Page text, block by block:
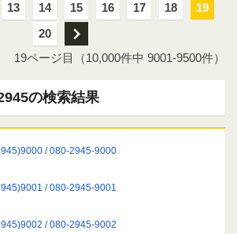
13 14 15 16 17 18
19
20
次
19ページ目（10,000件中 9001-9500件）
の検索結果
/ 080-2945-9000
/ 080-2945-9001
/ 080-2945-9002